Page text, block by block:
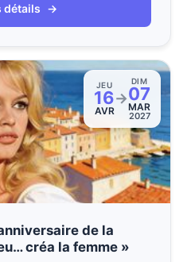
détails →
JEU
16
AVR
→
DIM
07
MAR
2027
de la
créa la femme »